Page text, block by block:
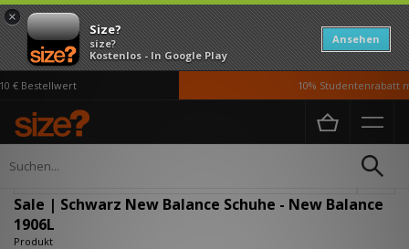
×
Size?
size?
Kostenlos - In Google Play
Ansehen
€ Bestellwert 10% Studentenrabatt
Home Herren
Sale | Schwarz New Balance Schuhe - New Balance
1906L
Produkt